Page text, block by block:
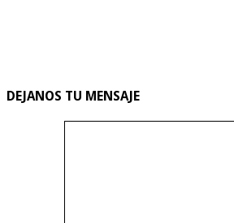
DEJANOS TU MENSAJE